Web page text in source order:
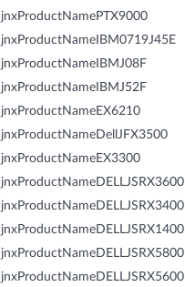
jnxProductNamePTX9000
jnxProductNameIBM0719J45E
jnxProductNameIBMJ08F
jnxProductNameIBMJ52F
jnxProductNameEX6210
jnxProductNameDellJFX3500
jnxProductNameEX3300
jnxProductNameDELLJSRX3600
jnxProductNameDELLJSRX3400
jnxProductNameDELLJSRX1400
jnxProductNameDELLJSRX5800
jnxProductNameDELLJSRX5600